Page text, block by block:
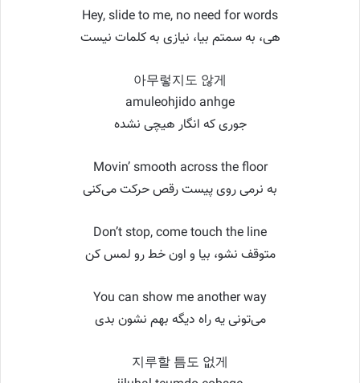
Hey, slide to me, no need for words
هی، به سمتم بیا، نیازی به کلمات نیست
아무렇지도 않게
amuleohjido anhge
جوری که انگار هیچی نشده
Movin’ smooth across the floor
به نرمی روی پیست رقص حرکت می‌کنی
Don’t stop, come touch the line
متوقف نشو، بیا و اون خط رو لمس کن
You can show me another way
می‌تونی یه راه دیگه بهم نشون بدی
지루할 틈도 없게